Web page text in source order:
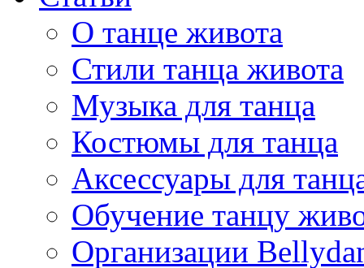
О танце живота
Стили танца живота
Музыка для танца
Костюмы для танца
Аксессуары для
Обучение танцу
Организации